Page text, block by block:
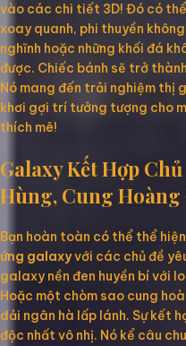
vào các chi tiết 3D! Đó có thể
xoay quanh, phi thuyền
nghĩnh hoặc những khối đá
được. Chiếc bánh sẽ trở
Nó mang đến trải nghiệm thị
khơi gợi trí tưởng tượng cho
thích mê!
Galaxy Kết Hợp
Hùng, Cung Hoàng
Bạn hoàn toàn có thể thể
ứng galaxyvới các chủ đề
galaxy nền đen huyền bí với
Hoặc một chòm sao cung
dải ngân hà lấp lánh. Sự kết
độc nhất vô nhị. Nó kể câu